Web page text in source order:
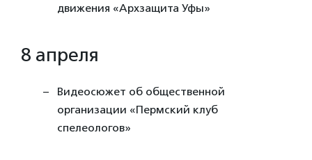
движения «Архзащита Уфы»
8 апреля
Видеосюжет об общественной
организации «Пермский клуб
спелеологов»